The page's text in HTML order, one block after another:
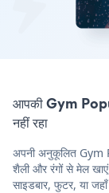
आपकी Gym
नहीं रहा
अपनी अनुकूलित Gym
शैली और रंगों से मेल
साइडबार, फुटर, या